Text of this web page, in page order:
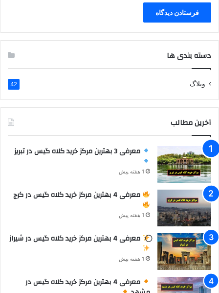
دسته بندی ها
وبلاگ 42
آخرین مطالب
معرفی 3 بهترین مرکز خرید کلاه گیس در تبریز
1 هفته پیش
معرفی 4 بهترین مرکز خرید کلاه گیس در کرج
1 هفته پیش
معرفی 4 بهترین مرکز خرید کلاه گیس در شیراز
1 هفته پیش
معرفی 4 بهترین مرکز خرید کلاه گیس در